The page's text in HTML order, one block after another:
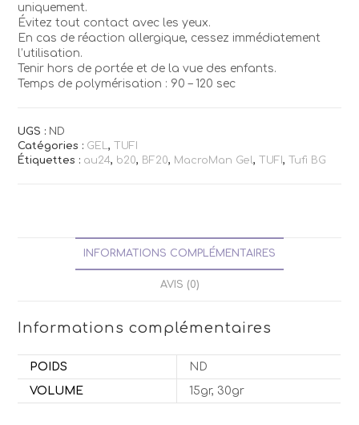
uniquement.
Évitez tout contact avec les yeux.
En cas de réaction allergique, cessez immédiatement
l’utilisation.
Tenir hors de portée et de la vue des enfants.
Temps de polymérisation : 90 – 120 sec
UGS : ND
Catégories : GEL,TUFI
Étiquettes : au24, b20, BF20, MacroMan Gel,TUFI,Tufi BG
INFORMATIONS COMPLÉMENTAIRES
AVIS (0)
Informations complémentaires
POIDS
ND
VOLUME
15gr, 30gr